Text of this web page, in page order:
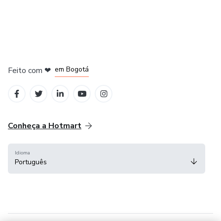
Feito com ❤ em Bogotá
Conheça a Hotmart
Idioma
Português